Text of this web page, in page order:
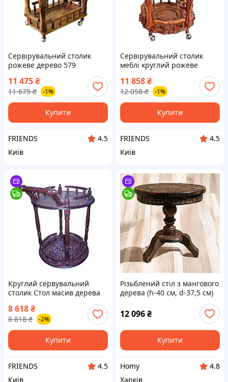
Сервірувальний столик
рожеве дерево 579
компактний столик розміри
63х39х95 см woodline для
вітальні та кухні
11 475₴
11 675 ₴ -1%
Купити
FRIENDS
4.5
Київ
Сервірувальний столик
меблі круглий рожеве
дерево 80х64х59 см artwood
ручна робота для вітальні
та кухні
11 858₴
12 058 ₴ -1%
Купити
FRIENDS
4.5
Київ
Круглий сервувальний
столик Стол масив дерева
коричневий для вітальні з
полицею з дерева
8 618₴
8 818 ₴ -2%
Купити
FRIENDS
4.5
Київ
Різьблений стіл з мангового
дерева (h-40 см, d-37,5 см)
12 096₴
Купити
Homy
4.8
Харків